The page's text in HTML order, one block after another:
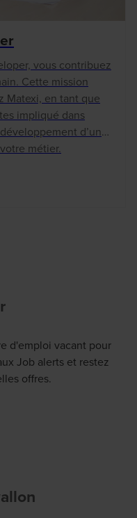
vous contribuez
Cette mission
Matexi, en tant que
impliqué dans
d’un
métier.
d'emploi vacant pour
Job alerts et restez
offres.